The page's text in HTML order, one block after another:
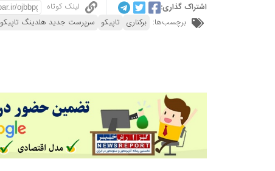
اشتراک گذاری:
لینک کوتاه
برچسب‌ها: برکناری تاپیکو سرپرست جدید هلدینگ تاپیکو